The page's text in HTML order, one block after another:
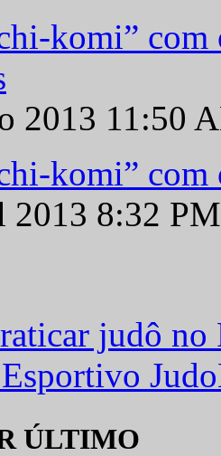
komi” com
2013 11:50
komi” com
2013 8:32
judô
ÚLTIMO